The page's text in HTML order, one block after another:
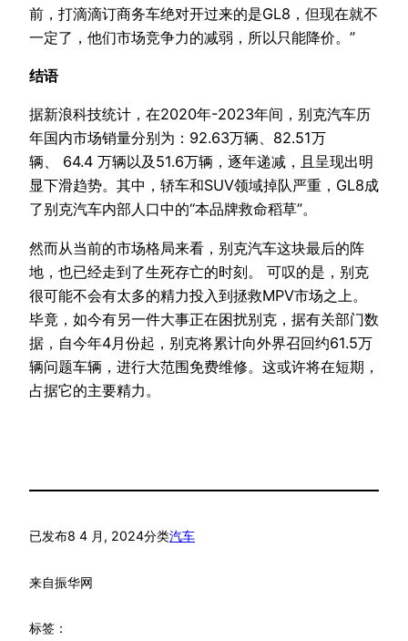
前，打滴滴订商务车绝对开过来的是GL8，但现在就不
一定了，他们市场竞争力的减弱，所以只能降价。”
结语
据新浪科技统计，在2020年-2023年间，别克汽车历
年国内市场销量分别为：92.63万辆、82.51万
辆、 64.4 万辆以及51.6万辆，逐年递减，且呈现出明
显下滑趋势。其中，轿车和SUV领域掉队严重，GL8成
了别克汽车内部人口中的“本品牌救命稻草”。
然而从当前的市场格局来看，别克汽车这块最后的阵
地，也已经走到了生死存亡的时刻。 可叹的是，别克
很可能不会有太多的精力投入到拯救MPV市场之上。
毕竟，如今有另一件大事正在困扰别克，据有关部门数
据，自今年4月份起，别克将累计向外界召回约61.5万
辆问题车辆，进行大范围免费维修。这或许将在短期，
占据它的主要精力。
已发布8 4 月, 2024分类汽车
来自振华网
标签：